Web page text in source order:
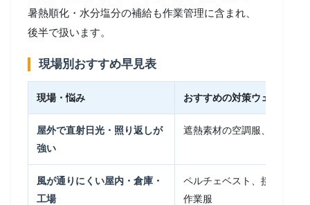
暑熱順化・水分塩分の補給も作業管理に含まれ、
後半で扱います。
現場別おすすめ早見表
現場・悩み おすすめの対策ウェア
屋外で直射日光・照り返しが
強い
遮熱素材の空調服、遮熱ブ
風が通りにくい屋内・倉庫・
工場
ペルチェベスト、接触冷感
作業服